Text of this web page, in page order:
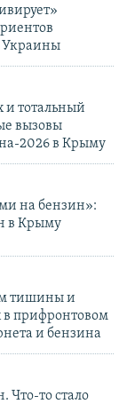
Украины
и тотальный
вызовы
2026 в Крыму
на бензин»:
в Крыму
тишины и
в прифронтовом
и бензина
Что-то стало